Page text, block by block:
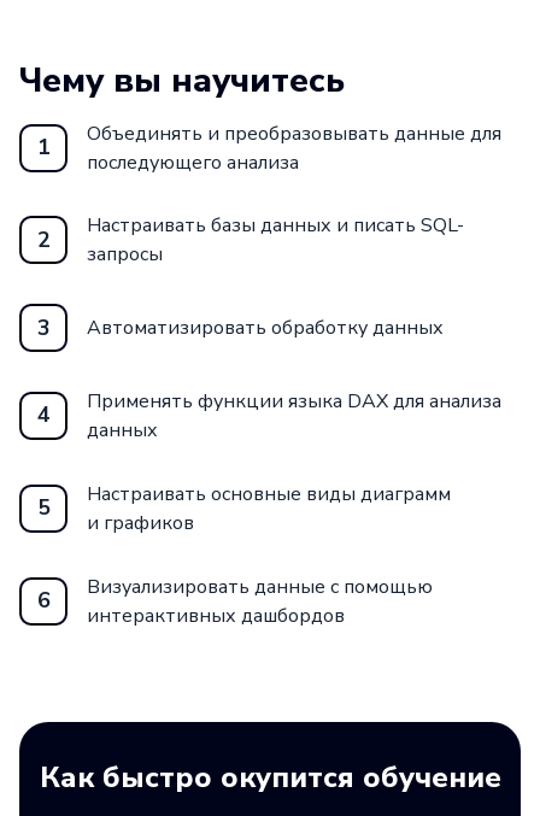
задачами.
шансы на быстрое трудоустройство
увеличатся. Полученные знания и навыки
сделают вас востребованным
специалистом, способным эффективно
решать задачи бизнес-аналитика.
в области BI-аналитики благодаря курсу
от Eduson Academy — ваш путь
к успешной карьере начинается здесь
и сейчас!
Чему вы научитесь
1
Объединять и преобразовывать данные для
последующего анализа
2
Настраивать базы данных и писать SQL-
запросы
3 Автоматизировать обработку данных
4
Применять функции языка DAX для анализа
данных
5
Настраивать основные виды диаграмм
и графиков
6
Визуализировать данные с помощью
интерактивных дашбордов
Как быстро окупится обучение